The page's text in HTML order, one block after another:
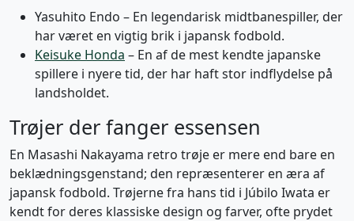
Yasuhito Endo – En legendarisk midtbanespiller, der
har været en vigtig brik i japansk fodbold.
Keisuke Honda – En af de mest kendte japanske
spillere i nyere tid, der har haft stor indflydelse på
landsholdet.
Trøjer der fanger essensen
En Masashi Nakayama retro trøje er mere end bare en
beklædningsgenstand; den repræsenterer en æra af
japansk fodbold. Trøjerne fra hans tid i Júbilo Iwata er
kendt for deres klassiske design og farver, ofte prydet